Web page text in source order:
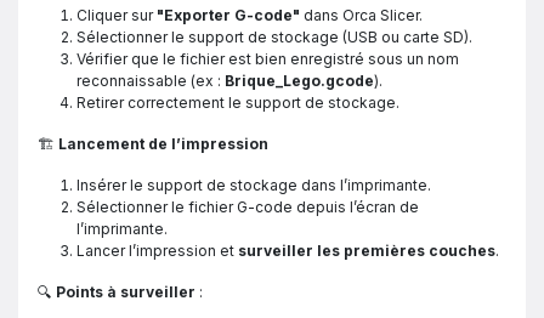
Cliquer sur "Exporter G-code" dans Orca Slicer.
Sélectionner le support de stockage (USB ou carte SD).
Vérifier que le fichier est bien enregistré sous un nom
reconnaissable (ex : Brique_Lego.gcode).
Retirer correctement le support de stockage.
🏗️ Lancement de l’impression
Insérer le support de stockage dans l’imprimante.
Sélectionner le fichier G-code depuis l’écran de
l’imprimante.
Lancer l’impression et surveiller les premières couches.
🔍 Points à surveiller :